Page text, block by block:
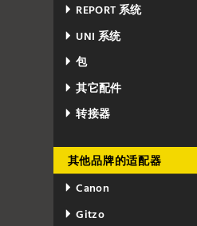
REPORT 系统
UNI 系统
包
其它配件
转接器
其他品牌的适配器
Canon
Gitzo